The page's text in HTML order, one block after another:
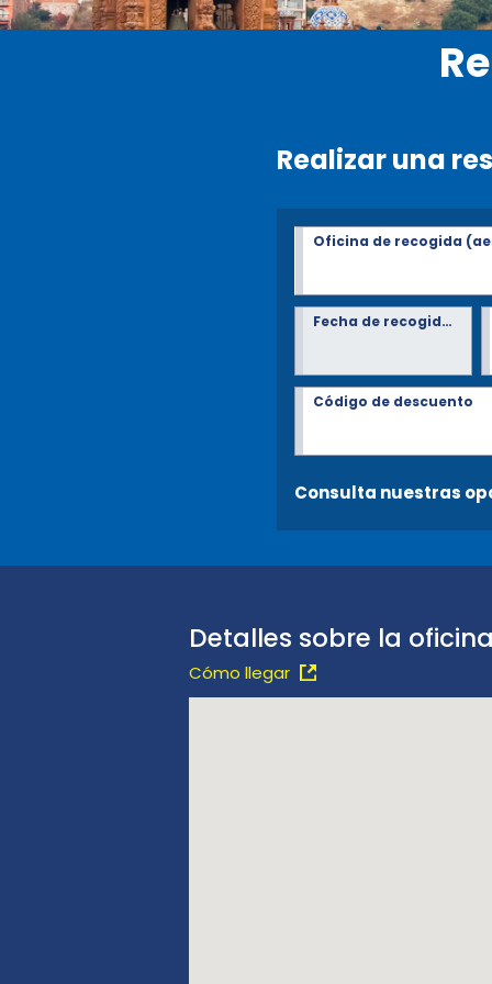
Realizar una
Oficina de recogida
Fecha de recogida*
Código de descuento
Consulta nuestras
Detalles sobre la oficina
Cómo llegar